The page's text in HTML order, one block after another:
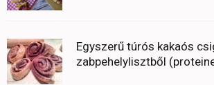
Egyszerű túrós kakaós
zabpehelylisztből